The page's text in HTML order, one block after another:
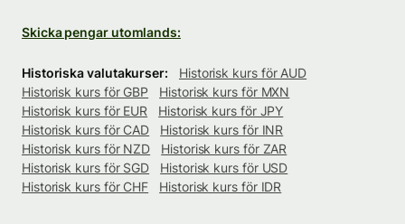
Skicka pengar utomlands:
Historiska valutakurser:
Historisk kurs för AUD
Historisk kurs för GBP
Historisk kurs för MXN
Historisk kurs för EUR
Historisk kurs för JPY
Historisk kurs för CAD
Historisk kurs för INR
Historisk kurs för NZD
Historisk kurs för ZAR
Historisk kurs för SGD
Historisk kurs för USD
Historisk kurs för CHF
Historisk kurs för IDR